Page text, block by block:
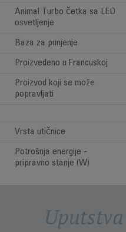
Animal Turbo četka sa LED
osvetljenje
Baza za punjenje
Proizvedeno u Francuskoj
Proizvod koji se može
popravljati
Vrsta utičnice
Potrošnja energije -
pripravno stanje (W)